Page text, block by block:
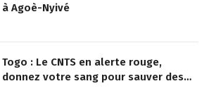
à Agoè-Nyivé
Togo : Le CNTS en alerte rouge,
donnez votre sang pour sauver des